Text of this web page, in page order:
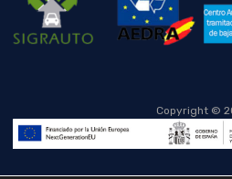
Copyright ©